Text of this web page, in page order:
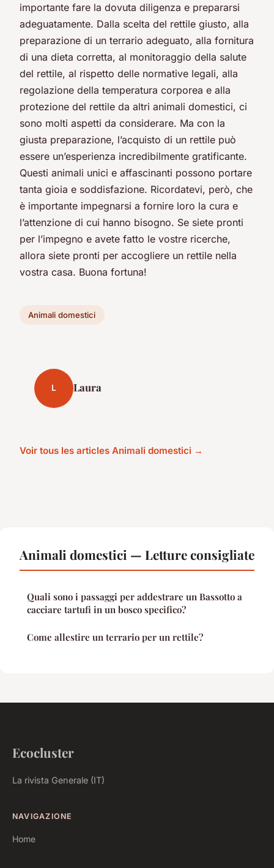
importante fare la dovuta diligenza e prepararsi
adeguatamente. Dalla scelta del rettile giusto, alla
preparazione di un terrario adeguato, alla fornitura
di una dieta corretta, al monitoraggio della salute
del rettile, al rispetto delle normative legali, alla
regolazione della temperatura corporea e alla
protezione del rettile da altri animali domestici, ci
sono molti aspetti da considerare. Ma con la
giusta preparazione, l’acquisto di un rettile può
essere un’esperienza incredibilmente gratificante.
Questi animali unici e affascinanti possono portare
tanta gioia e soddisfazione. Ricordatevi, però, che
è importante impegnarsi a fornire loro la cura e
l’attenzione di cui hanno bisogno. Se siete pronti
per l’impegno e avete fatto le vostre ricerche,
allora siete pronti per accogliere un rettile nella
vostra casa. Buona fortuna!
Animali domestici
L Laura
Voir tous les articles Animali domestici →
Animali domestici — Letture consigliate
Quali sono i passaggi per addestrare un Bassotto a
cacciare tartufi in un bosco specifico?
Come allestire un terrario per un rettile?
Ecocluster
La rivista Generale (IT)
NAVIGAZIONE
Home